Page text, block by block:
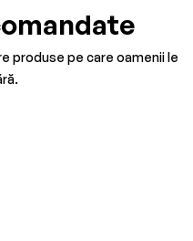
produse pe care oamenii le